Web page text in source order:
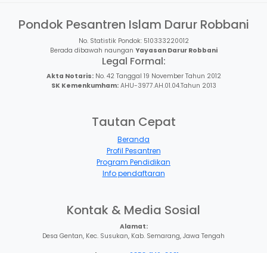
Pondok Pesantren Islam Darur Robbani
No. Statistik Pondok: 510333220012
Berada dibawah naungan Yayasan Darur Robbani
Legal Formal:
Akta Notaris:No. 42 Tanggal 19 November Tahun 2012
SK Kemenkumham:AHU-3977.AH.01.04.Tahun 2013
Tautan Cepat
Beranda
Profil Pesantren
Program Pendidikan
Info pendaftaran
Kontak & Media Sosial
Alamat:
Desa Gentan, Kec. Susukan, Kab. Semarang, Jawa Tengah